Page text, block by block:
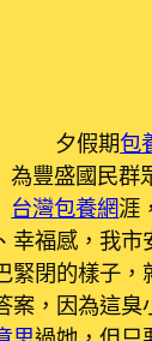
夕假期包
為豐盛國民群
台灣包養網涯
幸福感，我市
緊閉的樣子，
案，因為這臭